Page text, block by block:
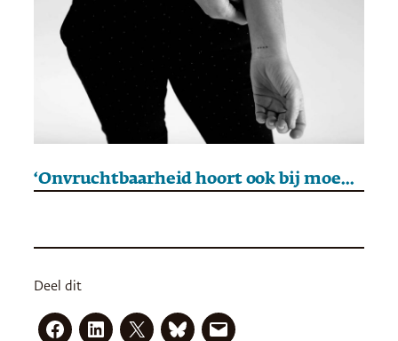
‘Onvruchtbaarheid hoort ook bij moederschap’
Deel dit